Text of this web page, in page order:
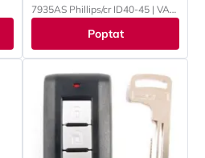
7935AS Phillips/cr ID40-45 | VAG
Poptat